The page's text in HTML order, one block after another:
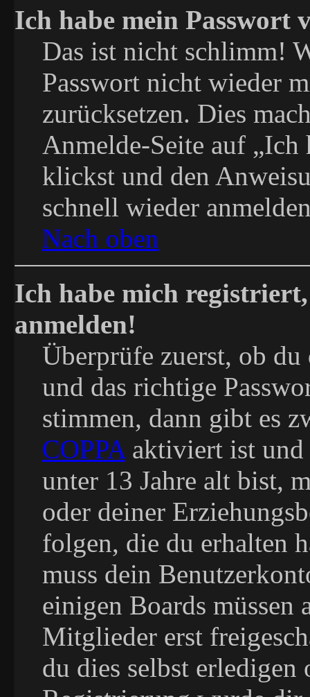
Ich habe mein Passwort
Das ist nicht schlimm!
Passwort nicht wieder
zurücksetzen. Dies
Anmelde-Seite auf „Ich
klickst und den
schnell wieder
Nach oben
Ich habe mich
anmelden!
Überprüfe zuerst, ob
und das richtige
stimmen, dann gibt es
COPPAaktiviert ist und
unter 13 Jahre alt bist,
oder deiner
folgen, die du erhalten
muss dein
einigen Boards müssen
Mitglieder erst
du dies selbst